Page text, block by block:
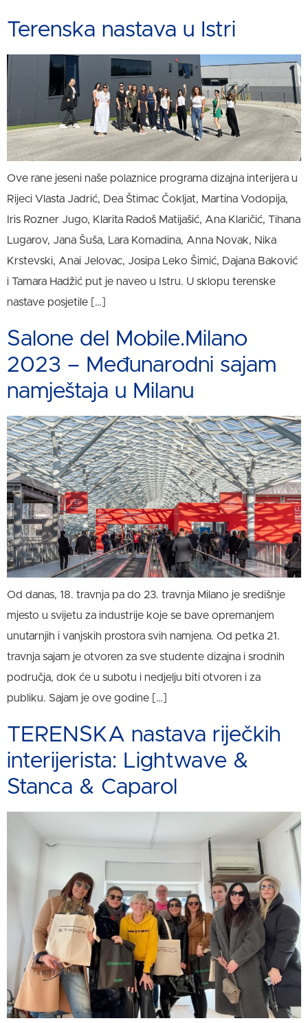
Terenska nastava u Istri
Ove rane jeseni naše polaznice programa dizajna interijera u
Rijeci Vlasta Jadrić, Dea Štimac Čokljat, Martina Vodopija,
Iris Rozner Jugo, Klarita Radoš Matijašić, Ana Klaričić, Tihana
Lugarov, Jana Šuša, Lara Komadina, Anna Novak, Nika
Krstevski, Anai Jelovac, Josipa Leko Šimić, Dajana Baković
i Tamara Hadžić put je naveo u Istru. U sklopu terenske
nastave posjetile […]
Salone del Mobile.Milano
2023 – Međunarodni sajam
namještaja u Milanu
Od danas, 18. travnja pa do 23. travnja Milano je središnje
mjesto u svijetu za industrije koje se bave opremanjem
unutarnjih i vanjskih prostora svih namjena. Od petka 21.
travnja sajam je otvoren za sve studente dizajna i srodnih
područja, dok će u subotu i nedjelju biti otvoren i za
publiku. Sajam je ove godine […]
TERENSKA nastava riječkih
interijerista: Lightwave &
Stanca & Caparol